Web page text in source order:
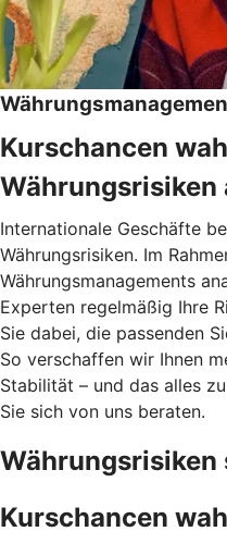
Kurschancen
Währungsrisiken
Internationale Geschäfte
Währungsrisiken. Im
Währungsmanagements
Experten regelmäßig Ihre
Sie dabei, die passenden
So verschaffen wir Ihnen
Stabilität – und das alles
Sie sich von uns beraten.
Währungsrisiken
Kurschancen